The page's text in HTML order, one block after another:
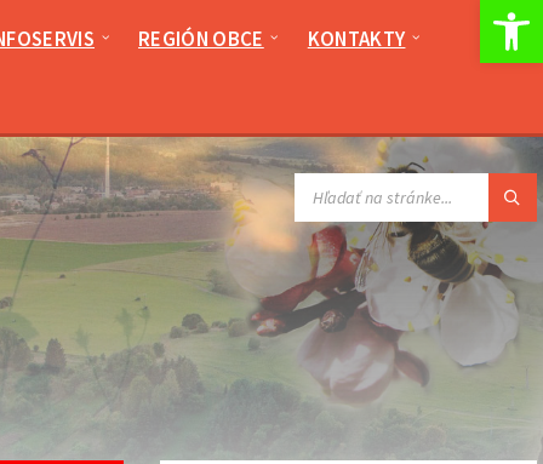
REGIÓN OBCE KONTAKTY
VYHĽADÁVANIE: